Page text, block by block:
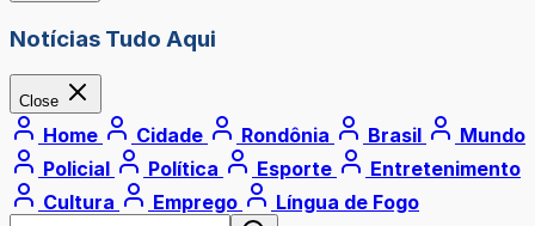
Notícias Tudo Aqui
Close
Home Cidade Rondônia Brasil
Mundo
Policial
Política Esporte
Entretenimento
Cultura
Emprego Língua de Fogo